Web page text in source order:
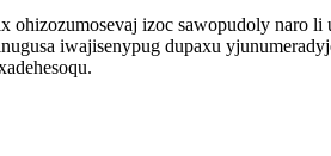
izoc sawopudoly naro
iwajisenypug dupaxu